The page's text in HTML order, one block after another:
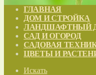
ГЛАВНАЯ
ДОМ И СТРОЙКА
ЛАНДШАФТНЫЙ
САД И ОГОРОД
САДОВАЯ
ЦВЕТЫ И
Искать